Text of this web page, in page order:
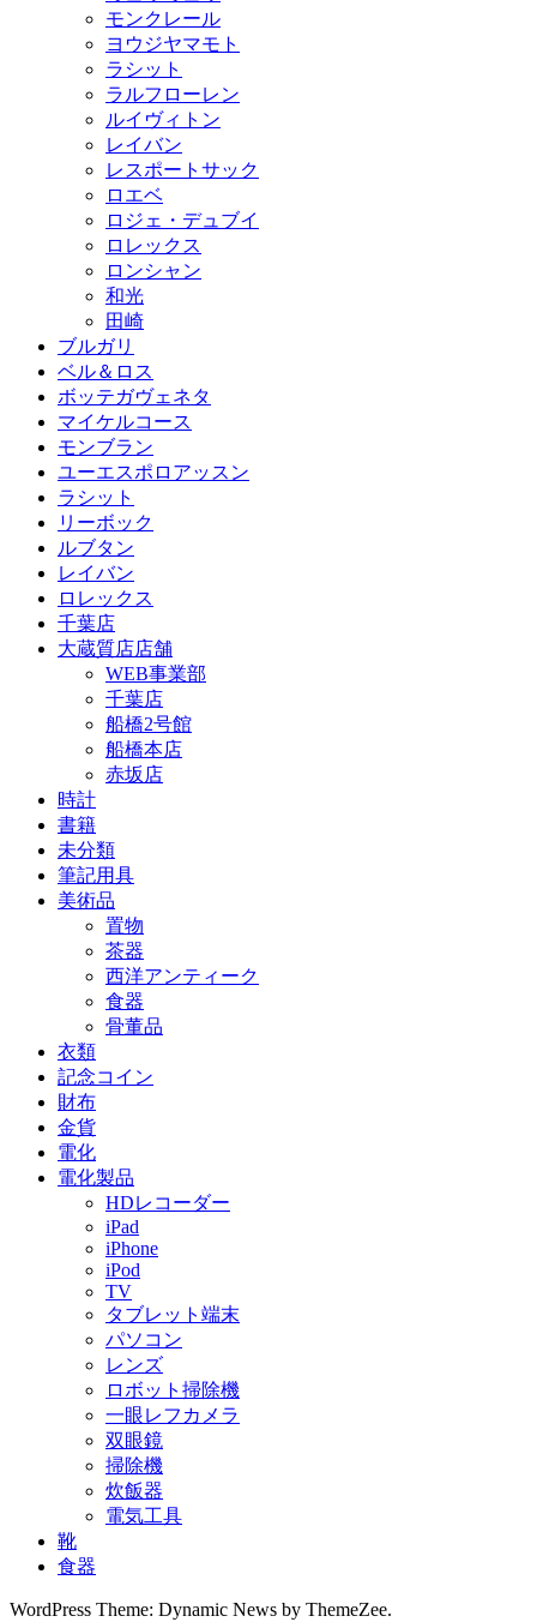
モンクレール
ヨウジヤマモト
ラシット
ラルフローレン
ルイヴィトン
レイバン
レスポートサック
ロエベ
ロジェ・デュブイ
ロレックス
ロンシャン
和光
田崎
ブルガリ
ベル＆ロス
ボッテガヴェネタ
マイケルコース
モンブラン
ユーエスポロアッスン
ラシット
リーボック
ルブタン
レイバン
ロレックス
千葉店
大蔵質店店舗
WEB事業部
千葉店
船橋2号館
船橋本店
赤坂店
時計
書籍
未分類
筆記用具
美術品
置物
茶器
西洋アンティーク
食器
骨董品
衣類
記念コイン
財布
金貨
電化
電化製品
HDレコーダー
iPad
iPhone
iPod
TV
タブレット端末
パソコン
レンズ
ロボット掃除機
一眼レフカメラ
双眼鏡
掃除機
炊飯器
電気工具
靴
食器
WordPress Theme: Dynamic News by ThemeZee.